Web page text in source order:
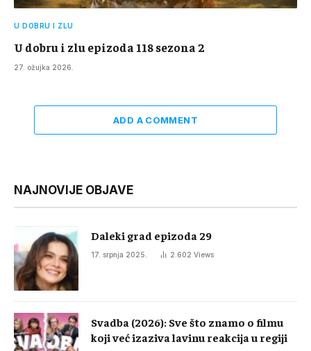
U DOBRU I ZLU
U dobru i zlu epizoda 118 sezona 2
27. ožujka 2026.
ADD A COMMENT
NAJNOVIJE OBJAVE
Daleki grad epizoda 29
17. srpnja 2025. 2.602 Views
Svadba (2026): Sve što znamo o filmu
koji već izaziva lavinu reakcija u regiji